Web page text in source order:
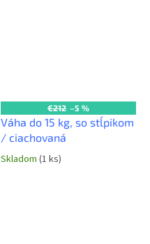
€212 –5 %
Váha do 15 kg, so stĺpikom
/ ciachovaná
Skladom (1 ks)